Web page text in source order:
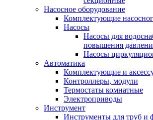
Насосное оборудование
Комплектующие
Насосы
Насосы для
повышения
Насосы
Автоматика
Комплектующие и
Контроллеры, модули
Термостаты комнатные
Электроприводы
Инструмент
Инструменты для труб и